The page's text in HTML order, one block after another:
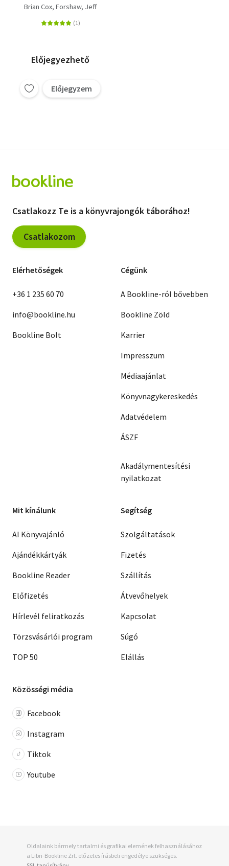
Brian Cox Forshaw, Jeff
Előjegyezhető
Előjegyzem
Csatlakozz Te is a könyvrajongók táborához!
Csatlakozom
Elérhetőségek
+36 1 235 60 70
info@bookline.hu
Bookline Bolt
Cégünk
A Bookline-ról bővebben
Bookline Zöld
Karrier
Impresszum
Médiaajánlat
Könyvnagykereskedés
Adatvédelem
ÁSZF
Akadálymentesítési
nyilatkozat
Mit kínálunk
AI Könyvajánló
Ajándékkártyák
Bookline Reader
Előfizetés
Hírlevél feliratkozás
Törzsvásárlói program
TOP 50
Segítség
Szolgáltatások
Fizetés
Szállítás
Átvevőhelyek
Kapcsolat
Súgó
Elállás
Közösségi média
Facebook
Instagram
Tiktok
Youtube
Oldalaink bármely tartalmi és grafikai elemének felhasználásához
a Libri-Bookline Zrt. előzetes írásbeli engedélye szükséges.